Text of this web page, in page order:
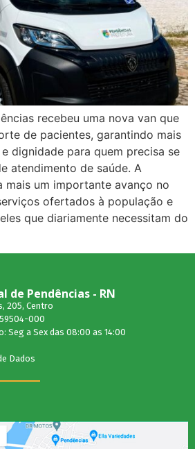
recebeu uma nova van que
de pacientes, garantindo mais
dignidade para quem precisa se
atendimento de saúde. A
mais um importante avanço no
ofertados à população e
que diariamente necessitam do
Pendências - RN
205, Centro
000
Seg a Sex das 08:00 as 14:00
Dados